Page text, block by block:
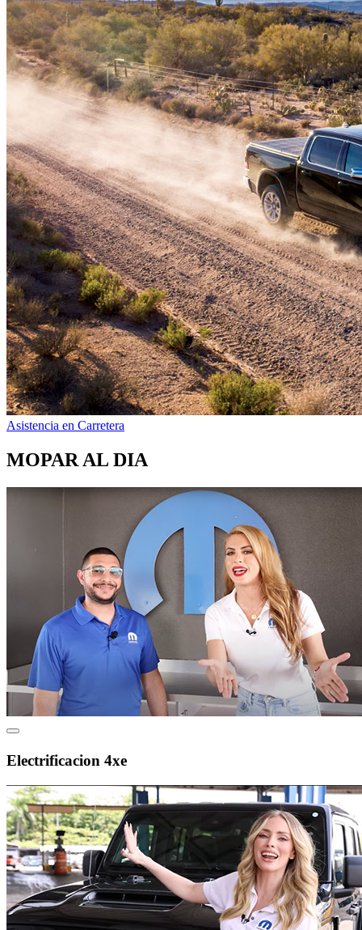
Asistencia en Carretera
MOPAR AL DIA
Electrificacion 4xe